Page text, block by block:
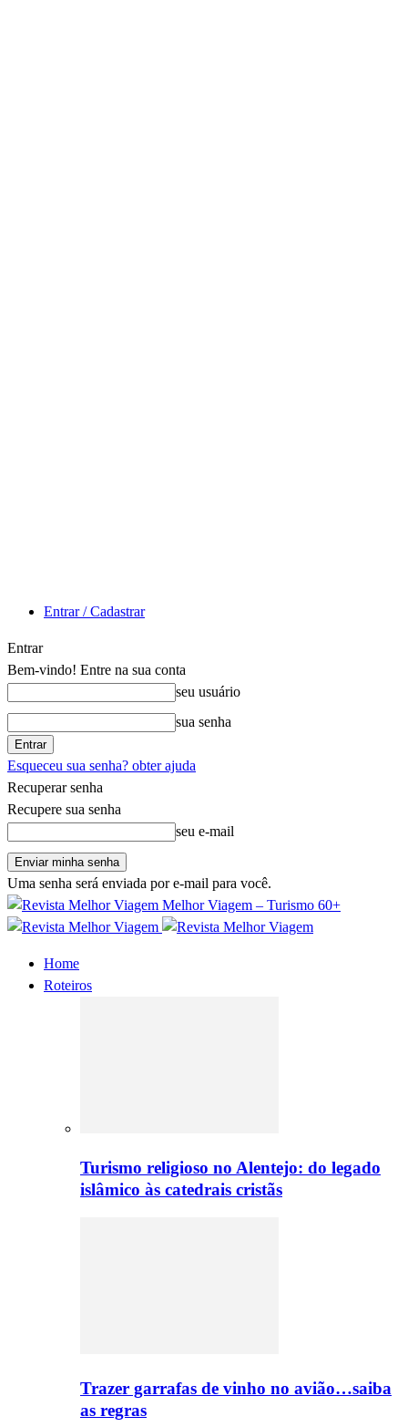
Entrar / Cadastrar
Entrar
Bem-vindo! Entre na sua conta
seu usuário
sua senha
Esqueceu sua senha? obter ajuda
Recuperar senha
Recupere sua senha
seu e-mail
Uma senha será enviada por e-mail para você.
Melhor Viagem – Turismo 60+
Home
Roteiros
Turismo religioso no Alentejo: do legado
islâmico às catedrais cristãs
Trazer garrafas de vinho no avião…saiba
as regras